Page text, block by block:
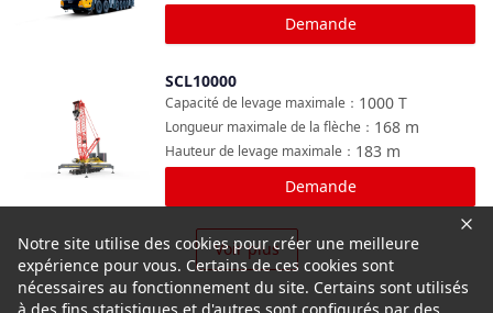
Demande
SCL10000
1000 T
Capacité de levage maximale ：
168 m
Longueur maximale de la flèche ：
183 m
Hauteur de levage maximale ：
Demande
Voir plus
Notre site utilise des cookies pour créer une meilleure
expérience pour vous. Certains de ces cookies sont
nécessaires au fonctionnement du site. Certains sont utilisés